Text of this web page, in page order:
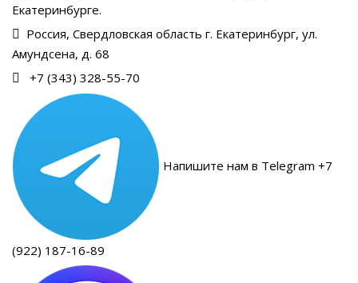
Екатеринбурге.
Россия, Свердловская область г. Екатеринбург, ул.
Амундсена, д. 68
+7 (343) 328-55-70
Напишите нам в Telegram +7
(922) 187-16-89